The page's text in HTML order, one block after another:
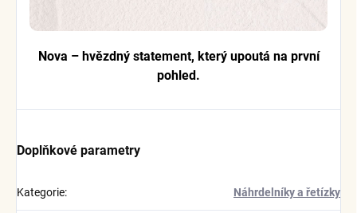
Nova – hvězdný statement, který upoutá na první
pohled.
Doplňkové parametry
Kategorie: Náhrdelníky a řetízky